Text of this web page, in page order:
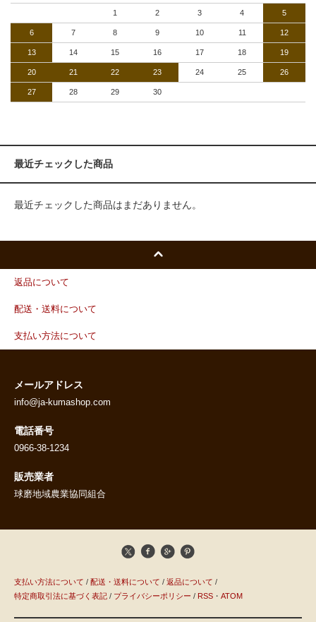
1 2 3 4 5
6 7 8 9 10 11 12
13 14 15 16 17 18 19
20 21 22 23 24 25 26
27 28 29 30
最近チェックした商品
最近チェックした商品はまだありません。
返品について
配送・送料について
支払い方法について
メールアドレス
info@ja-kumashop.com
電話番号
0966-38-1234
販売業者
球磨地域農業協同組合
支払い方法について / 配送・送料について / 返品について /
特定商取引法に基づく表記 / プライバシーポリシー / RSS ・ ATOM